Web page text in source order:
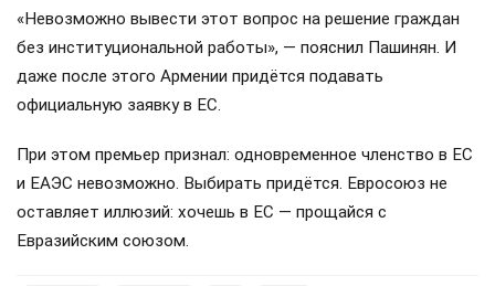
«Невозможно вывести этот вопрос на решение граждан
без институциональной работы», — пояснил Пашинян. И
даже после этого Армении придётся подавать
официальную заявку в ЕС.
При этом премьер признал: одновременное членство в ЕС
и ЕАЭС невозможно. Выбирать придётся. Евросоюз не
оставляет иллюзий: хочешь в ЕС — прощайся с
Евразийским союзом.